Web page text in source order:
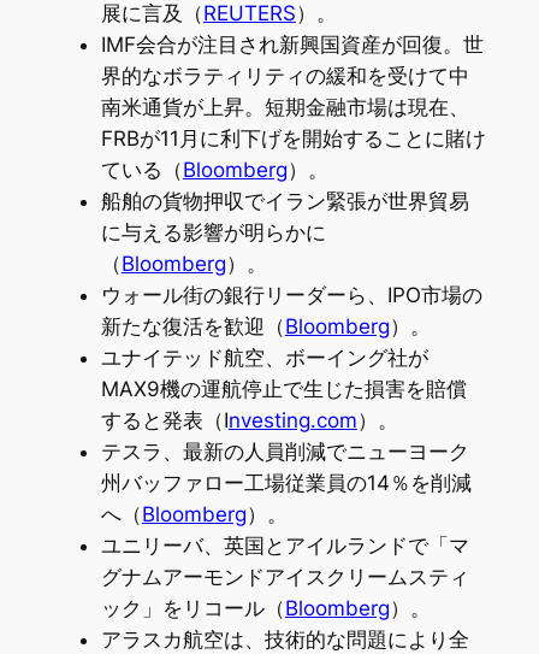
展に言及（REUTERS）。
IMF会合が注目され新興国資産が回復。世
界的なボラティリティの緩和を受けて中
南米通貨が上昇。短期金融市場は現在、
FRBが11月に利下げを開始することに賭け
ている（Bloomberg）。
船舶の貨物押収でイラン緊張が世界貿易
に与える影響が明らかに
（Bloomberg）。
ウォール街の銀行リーダーら、IPO市場の
新たな復活を歓迎（Bloomberg）。
ユナイテッド航空、ボーイング社が
MAX9機の運航停止で生じた損害を賠償
すると発表（Investing.com）。
テスラ、最新の人員削減でニューヨーク
州バッファロー工場従業員の14％を削減
へ（Bloomberg）。
ユニリーバ、英国とアイルランドで「マ
グナムアーモンドアイスクリームスティ
ック」をリコール（Bloomberg）。
アラスカ航空は、技術的な問題により全